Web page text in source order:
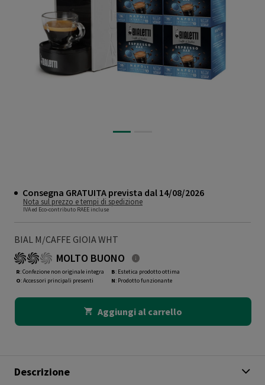
Consegna GRATUITA prevista dal 14/08/2026
Nota sul prezzo e tempi di spedizione
IVA ed Eco-contributo RAEE incluse
BIAL M/CAFFE GIOIA WHT
MOLTO BUONO
R: Confezione non originale integra
O: Accessori principali presenti
B: Estetica prodotto ottima
N: Prodotto funzionante
Aggiungi al carrello
Descrizione